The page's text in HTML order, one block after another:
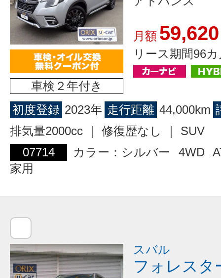
車検２年付き
月額 59,620
リース期間96
初度登録 2023年 走行距離 44,000km
排気量2000cc ｜ 修復歴なし ｜ SUV
07714
カラー：シルバー 4WD
家用
スバル
フォレスタ